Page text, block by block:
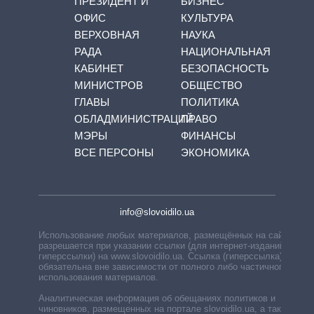
ОФИС
ВЕРХОВНАЯ
РАДА
КАБИНЕТ
МИНИСТРОВ
ГЛАВЫ
ОБЛАДМИНИСТРАЦИЙ
МЭРЫ
ВСЕ ПЕРСОНЫ
КУЛЬТУРА
НАУКА
НАЦИОНАЛЬНАЯ
БЕЗОПАСНОСТЬ
ОБЩЕСТВО
ПОЛИТИКА
ПРАВО
ФИНАНСЫ
ЭКОНОМИКА
info@slovoidilo.ua
Использование любых материалов, размещённых на сайте,
разрешается при указании ссылки (для интернет-изданий —
гиперссылки) на www.slovoidilo.ua. Ссылка (гиперссылка)
обязательна вне зависимости от полного либо частичного
использования материалов.
Аналитическая информация об обещаниях политиков и
чиновников, размещенных на портале slovoidilo.ua, а также